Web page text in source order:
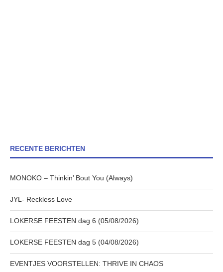
RECENTE BERICHTEN
MONOKO – Thinkin’ Bout You (Always)
JYL- Reckless Love
LOKERSE FEESTEN dag 6 (05/08/2026)
LOKERSE FEESTEN dag 5 (04/08/2026)
EVENTJES VOORSTELLEN: THRIVE IN CHAOS